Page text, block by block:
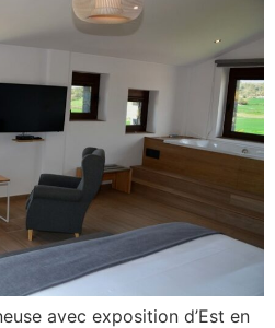
avec exposition d’Est en